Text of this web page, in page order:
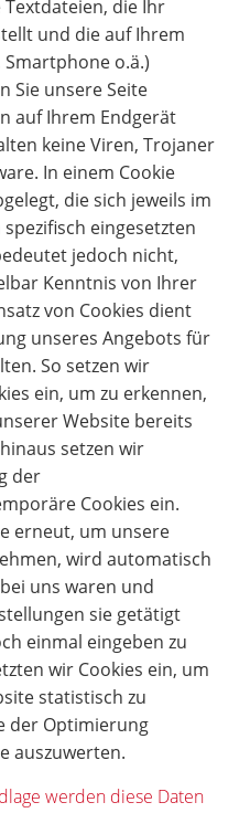
die Ihr
und die auf Ihrem
o.ä.)
Sie unsere Seite
auf Ihrem Endgerät
keine Viren, Trojaner
In einem Cookie
die sich jeweils im
eingesetzten
jedoch nicht,
Kenntnis von Ihrer
von Cookies dient
unseres Angebots für
So setzen wir
ein, um zu erkennen,
Website bereits
setzen wir
der
Cookies ein.
erneut, um unsere
wird automatisch
uns waren und
sie getätigt
einmal eingeben zu
wir Cookies ein, um
statistisch zu
der Optimierung
auszuwerten.
werden diese Daten